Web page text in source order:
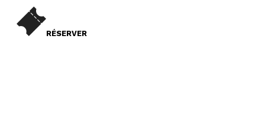
RÉSERVER